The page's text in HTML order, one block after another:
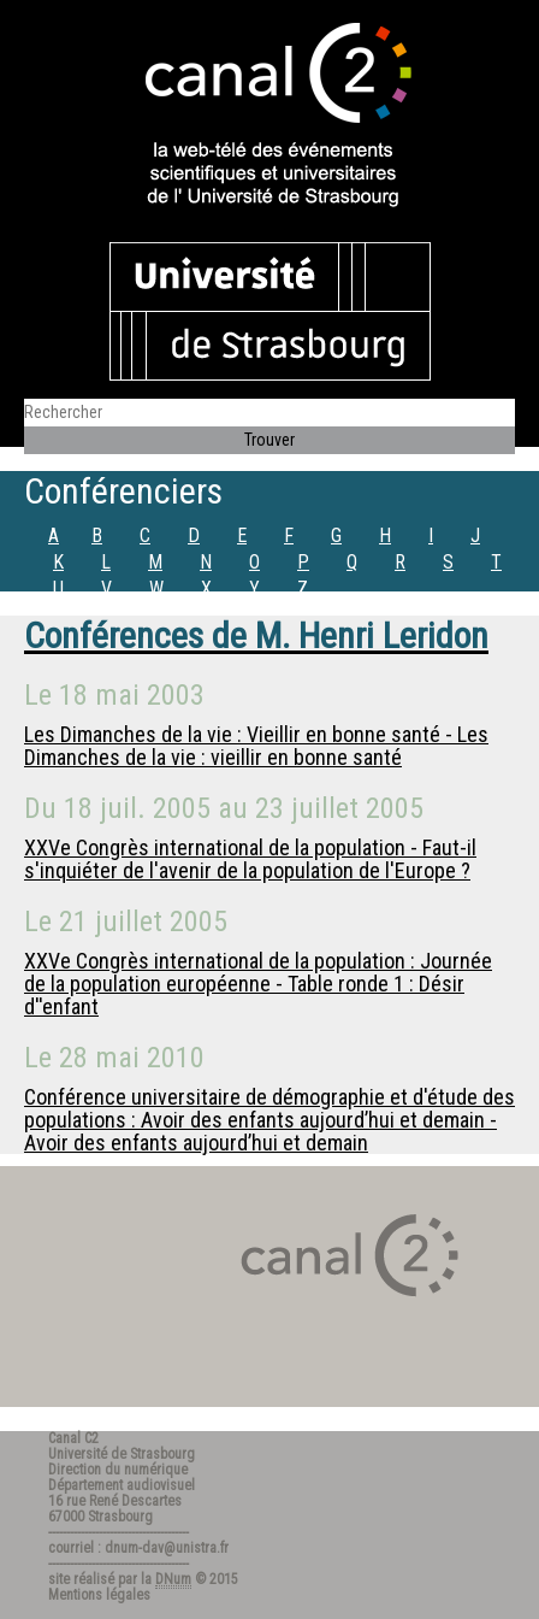
Conférenciers
A B C D E F G H I
J
K
L M N O P Q R S
T
U
V W X Y Z
Conférences de M. Henri Leridon
Le 18 mai 2003
Les Dimanches de la vie : Vieillir en bonne santé - Les
Dimanches de la vie : vieillir en bonne santé
Du 18 juil. 2005 au 23 juillet 2005
XXVe Congrès international de la population - Faut-il
s'inquiéter de l'avenir de la population de l'Europe ?
Le 21 juillet 2005
XXVe Congrès international de la population : Journée
de la population européenne - Table ronde 1 : Désir
d''enfant
Le 28 mai 2010
Conférence universitaire de démographie et d'étude des
populations : Avoir des enfants aujourd’hui et demain -
Avoir des enfants aujourd’hui et demain
Canal C2
Université de Strasbourg
Direction du numérique
Département audiovisuel
16 rue René Descartes
67000 Strasbourg
---------------------------------------
courriel : dnum-dav@unistra.fr
---------------------------------------
site réalisé par la DNum © 2015
Mentions légales